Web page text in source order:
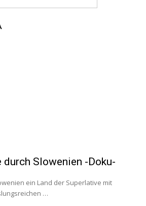
durch Slowenien -Doku-
ein Land der Superlative mit
…